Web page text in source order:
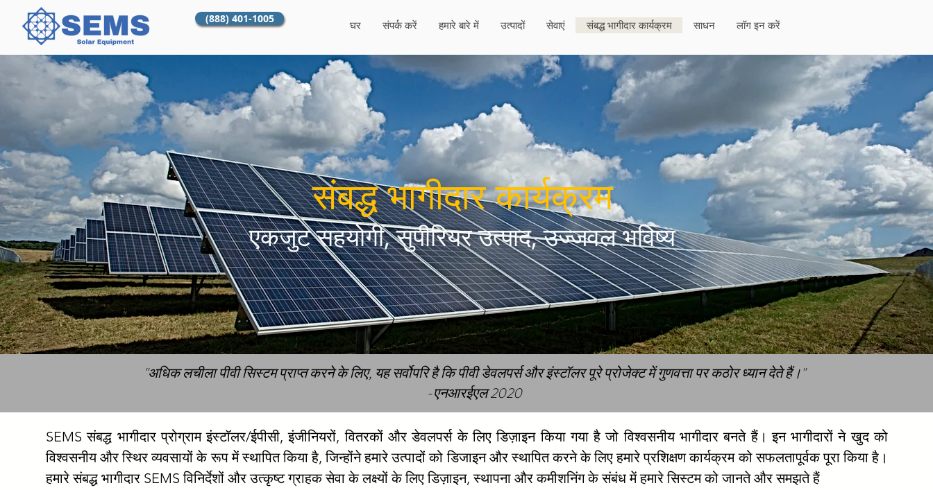
(888) 401-1005
घर संपर्क करें हमारे बारे में उत्पादों सेवाएं संबद्ध भागीदार कार्यक्रम साधन लॉग इन करें
संबद्ध भागीदार कार्यक्रम
एकजुट सहयोगी, सुपीरियर उत्पाद, उज्जवल भविष्य
SEMS संबद्ध भागीदार प्रोग्राम इंस्टॉलर/ईपीसी, इंजीनियरों, वितरकों और डेवलपर्स के लिए डिज़ाइन किया गया है जो विश्वसनीय भागीदार बनते हैं। इन भागीदारों ने खुद को
विश्वसनीय और स्थिर व्यवसायों के रूप में स्थापित किया है, जिन्होंने हमारे उत्पादों को डिजाइन और स्थापित करने के लिए हमारे प्रशिक्षण कार्यक्रम को सफलतापूर्वक पूरा किया है।
हमारे संबद्ध भागीदार SEMS विनिर्देशों और उत्कृष्ट ग्राहक सेवा के लक्ष्यों के लिए डिज़ाइन, स्थापना और कमीशनिंग के संबंध में हमारे सिस्टम को जानते और समझते हैं
"अधिक लचीला पीवी सिस्टम प्राप्त करने के लिए, यह सर्वोपरि है कि पीवी डेवलपर्स और इंस्टॉलर पूरे प्रोजेक्ट में गुणवत्ता पर कठोर ध्यान देते हैं।"
-एनआरईएल 2020